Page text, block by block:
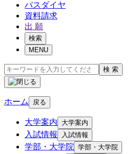
バスダイヤ
資料請求
出 願
検索
MENU
検 索
ホーム 戻る
大学案内 大学案内
入試情報 入試情報
学部・大学院 学部・大学院